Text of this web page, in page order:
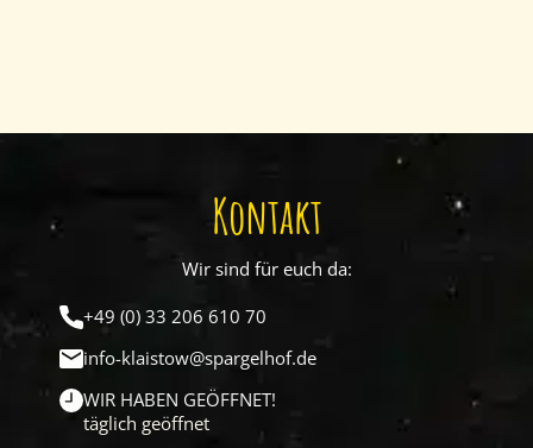
Kontakt
Wir sind für euch da:
+49 (0) 33 206 610 70
info-klaistow@spargelhof.de
WIR HABEN GEÖFFNET!
täglich geöffnet